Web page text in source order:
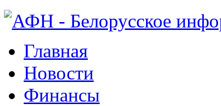
Главная
Новости
Финансы